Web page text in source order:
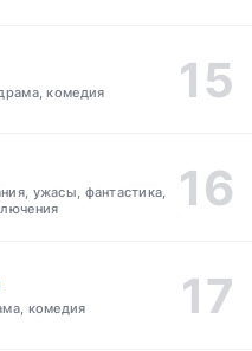
комедия
ужасы, фантастика,
комедия